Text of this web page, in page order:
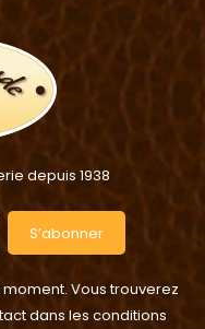
depuis 1938
S’abonner
Vous trouverez
dans les conditions